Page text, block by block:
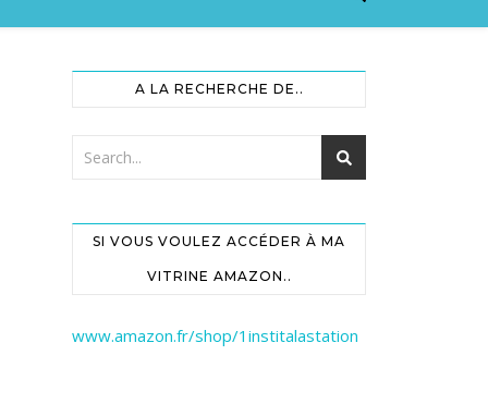
A LA RECHERCHE DE..
SI VOUS VOULEZ ACCÉDER À MA
VITRINE AMAZON..
www.amazon.fr/shop/1institalastation